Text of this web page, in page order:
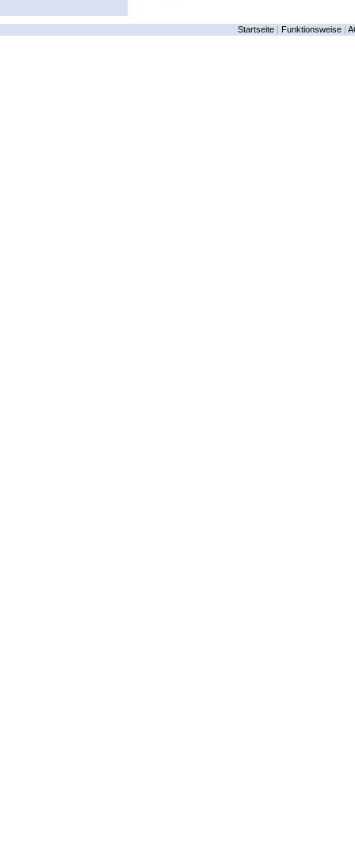
Startseite | Funktionsweise |